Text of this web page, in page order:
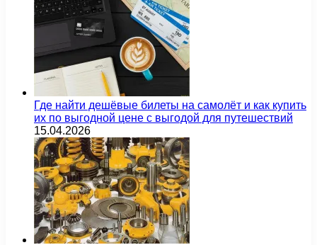
Где найти дешёвые билеты на самолёт и как купить
их по выгодной цене с выгодой для путешествий
15.04.2026